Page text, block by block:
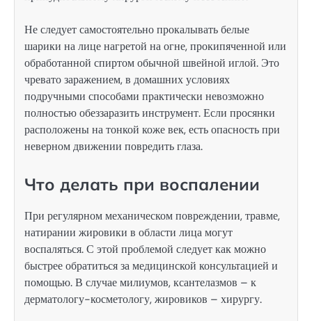
Не следует самостоятельно прокалывать белые
шарики на лице нагретой на огне, прокипяченной или
обработанной спиртом обычной швейной иглой. Это
чревато заражением, в домашних условиях
подручными способами практически невозможно
полностью обеззаразить инструмент. Если просянки
расположены на тонкой коже век, есть опасность при
неверном движении повредить глаза.
Что делать при воспалении
При регулярном механическом повреждении, травме,
натирании жировики в области лица могут
воспаляться. С этой проблемой следует как можно
быстрее обратиться за медицинской консультацией и
помощью. В случае милиумов, ксантелазмов – к
дерматологу-косметологу, жировиков – хирургу.